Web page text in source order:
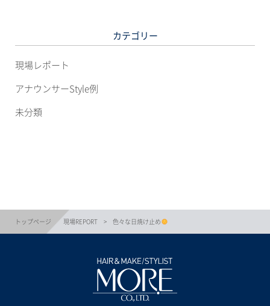
カテゴリー
現場レポート
アナウンサーStyle例
未分類
トップページ 現場REPORT 色々な日焼け止め